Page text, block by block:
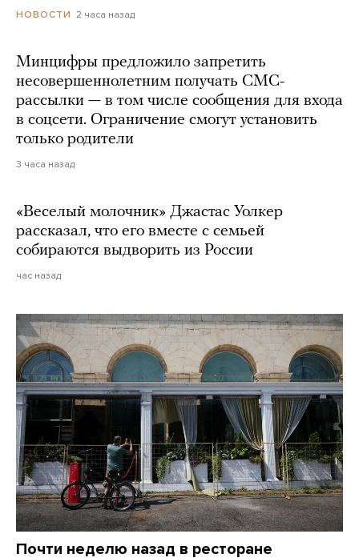
НОВОСТИ 2 часа назад
Минцифры предложило запретить
несовершеннолетним получать СМС-
рассылки — в том числе сообщения для входа
в соцсети. Ограничение смогут установить
только родители
3 часа назад
«Веселый молочник» Джастас Уолкер
рассказал, что его вместе с семьей
собираются выдворить из России
час назад
Почти неделю назад в ресторане